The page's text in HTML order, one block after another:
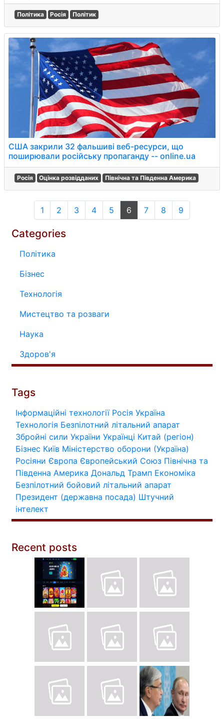
Політика Росія Політик
США закрили 32 фальшиві веб-ресурси, що
поширювали російську пропаганду -- online.ua
Росія Оцінка розвідданих Північна та Південна Америка
1 2 3 4 5 6 7 8 9
Categories
Політика
Бізнес
Технологія
Мистецтво та розваги
Наука
Здоров'я
Tags
Інформаційні технології Росія Україна
Технологія Безпілотний літальний апарат
Збройні сили України Українці Китай (регіон)
Бізнес Київ Міністерство оборони (Україна)
Росіяни Європа Європейський Союз Північна та
Південна Америка Дональд Трамп Економіка
Безпілотний бойовий літальний апарат
Президент (державна посада) Штучний
інтелект
Recent posts